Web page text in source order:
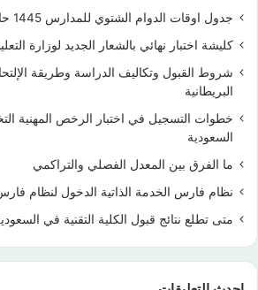
جدول اوقات الدوام الشتوي للمدارس 1445 حائل
كليشة اختبار نهائي بالشعار الجديد لوزارة
شروط القبول وتكاليف الدراسة وطريقة
البريطانية
خطوات التسجيل في اختبار الرخص المهنية
السعودية
ما الفرق بين المعدل الفصلي والتراكمي
نظام فارس الخدمة الذاتية الدخول لنظام فارس
متى تطلع نتائج قبول الكلية التقنية في السعودية